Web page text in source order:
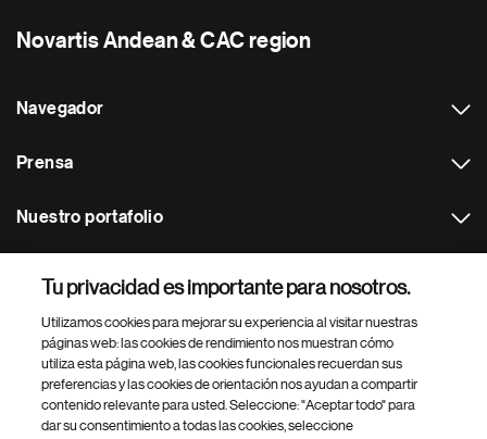
Novartis Andean & CAC region
Navegador
Prensa
Nuestro portafolio
Footer Site Search
Tu privacidad es importante para nosotros.
Utilizamos cookies para mejorar su experiencia al visitar nuestras
páginas web: las cookies de rendimiento nos muestran cómo
utiliza esta página web, las cookies funcionales recuerdan sus
preferencias y las cookies de orientación nos ayudan a compartir
contenido relevante para usted. Seleccione: "Aceptar todo" para
dar su consentimiento a todas las cookies, seleccione